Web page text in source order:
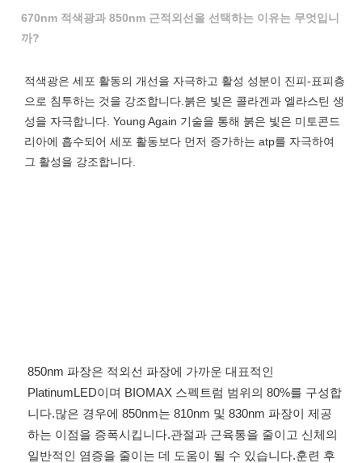
670nm 적색광과 850nm 근적외선을 선택하는 이유는 무엇입니
까?
적색광은 세포 활동의 개선을 자극하고 활성 성분이 진피-표피층
으로 침투하는 것을 강조합니다.붉은 빛은 콜라겐과 엘라스틴 생
성을 자극합니다. Young Again 기술을 통해 붉은 빛은 미토콘드
리아에 흡수되어 세포 활동보다 먼저 증가하는 atp를 자극하여
그 활성을 강조합니다.
850nm 파장은 적외선 파장에 가까운 대표적인
PlatinumLED이며 BIOMAX 스펙트럼 범위의 80%를 구성합
니다.많은 경우에 850nm는 810nm 및 830nm 파장이 제공
하는 이점을 증폭시킵니다.관절과 근육통을 줄이고 신체의
일반적인 염증을 줄이는 데 도움이 될 수 있습니다.훈련 후